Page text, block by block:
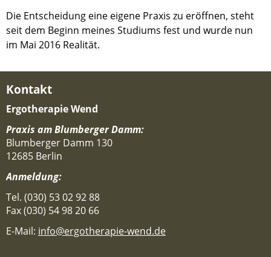
Die Entscheidung eine eigene Praxis zu eröffnen, steht
seit dem Beginn meines Studiums fest und wurde nun
im Mai 2016 Realität.
Kontakt
Ergotherapie Wend
Praxis am Blumberger Damm:
Blumberger Damm 130
12685 Berlin
Anmeldung:
Tel. (030) 53 02 92 88
Fax (030) 54 98 20 66
E-Mail: info@ergotherapie-wend.de